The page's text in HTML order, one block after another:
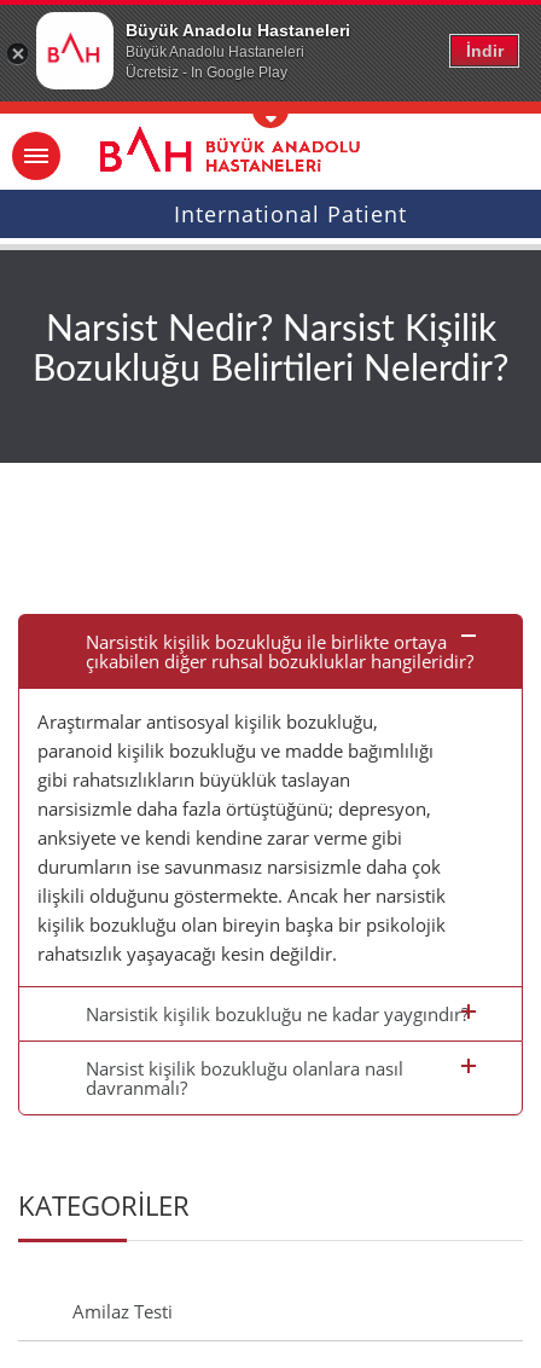
Büyük Anadolu Hastaneleri
Büyük Anadolu Hastaneleri
Ücretsiz - In Google Play
İndir
Ana icerige atla
International Patient
Narsist Nedir? Narsist Kişilik
Bozukluğu Belirtileri Nelerdir?
Narsistik kişilik bozukluğu ile birlikte ortaya
çıkabilen diğer ruhsal bozukluklar hangileridir?
Araştırmalar antisosyal kişilik bozukluğu,
paranoid kişilik bozukluğu ve madde bağımlılığı
gibi rahatsızlıkların büyüklük taslayan
narsisizmle daha fazla örtüştüğünü; depresyon,
anksiyete ve kendi kendine zarar verme gibi
durumların ise savunmasız narsisizmle daha çok
ilişkili olduğunu göstermekte. Ancak her narsistik
kişilik bozukluğu olan bireyin başka bir psikolojik
rahatsızlık yaşayacağı kesin değildir.
Narsistik kişilik bozukluğu ne kadar yaygındır?
Narsist kişilik bozukluğu olanlara nasıl
davranmalı?
KATEGORİLER
Amilaz Testi